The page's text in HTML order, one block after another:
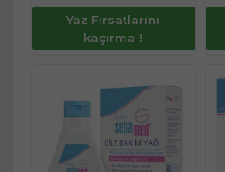
Yaz Fırsatlarını
kaçırma !